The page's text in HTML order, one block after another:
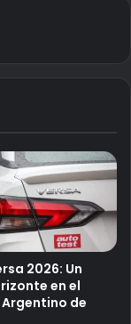
2026: Un
en el
de